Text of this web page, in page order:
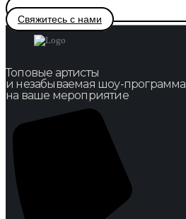
Свяжитесь с нами
Топовые артисты
и незабываемая шоу-программа
на ваше мероприятие